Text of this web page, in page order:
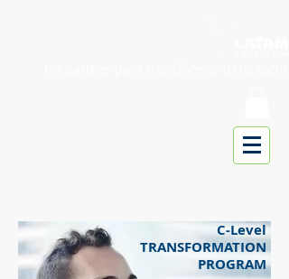
C-Level
TRANSFORMATION
PROGRAM